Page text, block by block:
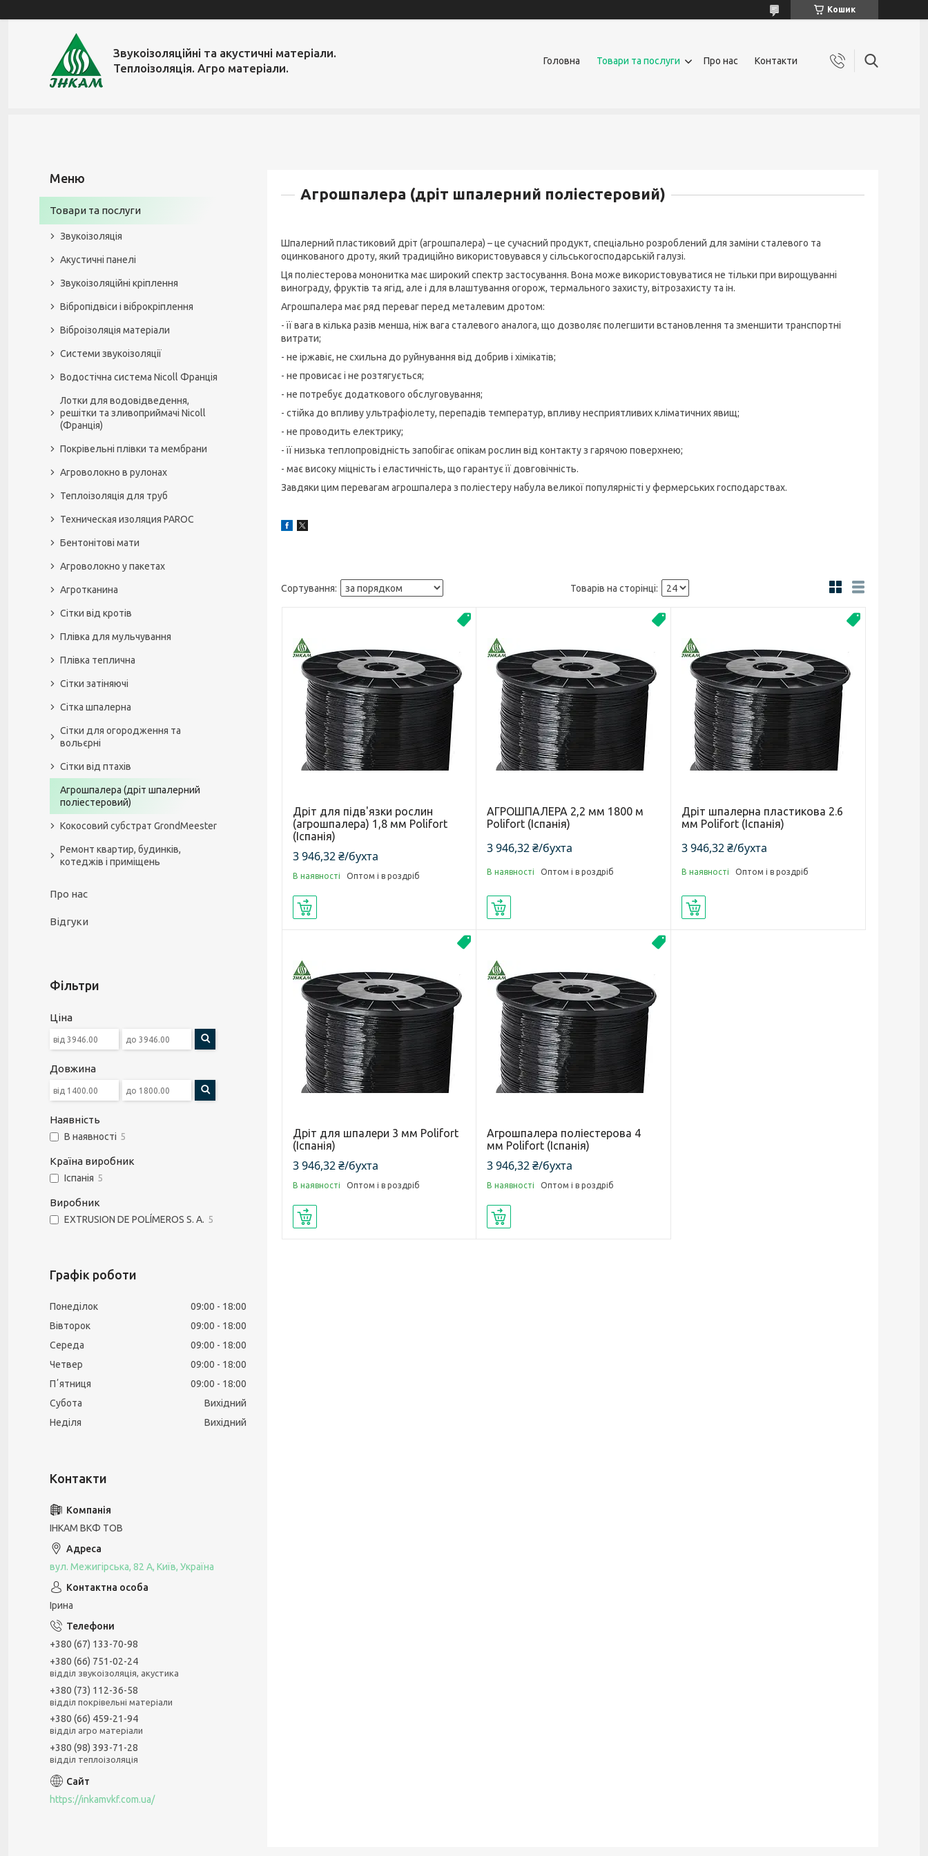
Кошик
Звукоізоляційні та акустичні матеріали.
Теплоізоляція. Агро матеріали.
Головна Товари та послуги Про нас Контакти
Агрошпалера (дріт шпалерний поліестеровий)
Шпалерний пластиковий дріт (агрошпалера) – це сучасний продукт, спеціально розроблений для заміни сталевого та
оцинкованого дроту, який традиційно використовувався у сільськогосподарській галузі.
Ця поліестерова мононитка має широкий спектр застосування. Вона може використовуватися не тільки при вирощуванні
винограду, фруктів та ягід, але і для влаштування огорож, термального захисту, вітрозахисту та ін.
Агрошпалера має ряд переваг перед металевим дротом:
- її вага в кілька разів менша, ніж вага сталевого аналога, що дозволяє полегшити встановлення та зменшити транспортні
витрати;
- не іржавіє, не схильна до руйнування від добрив і хімікатів;
- не провисає і не розтягується;
- не потребує додаткового обслуговування;
- стійка до впливу ультрафіолету, перепадів температур, впливу несприятливих кліматичних явищ;
- не проводить електрику;
- її низька теплопровідність запобігає опікам рослин від контакту з гарячою поверхнею;
- має високу міцність і еластичність, що гарантує її довговічність.
Завдяки цим перевагам агрошпалера з поліестеру набула великої популярністі у фермерських господарствах.
Дріт для підв'язки рослин
(агрошпалера) 1,8 мм Polifort
(Іспанія)
3 946,32 ₴/бухта
В наявності Оптом і в роздріб
АГРОШПАЛЕРА 2,2 мм 1800 м
Polifort (Іспанія)
3 946,32 ₴/бухта
В наявності Оптом і в роздріб
Дріт шпалерна пластикова 2.6
мм Polifort (Іспанія)
3 946,32 ₴/бухта
В наявності Оптом і в роздріб
Дріт для шпалери 3 мм Polifort
(Іспанія)
3 946,32 ₴/бухта
В наявності Оптом і в роздріб
Агрошпалера поліестерова 4
мм Polifort (Іспанія)
3 946,32 ₴/бухта
В наявності Оптом і в роздріб
Товари та послуги
Звукоізоляція
Акустичні панелі
Звукоізоляційні кріплення
Вібропідвіси і віброкріплення
Віброізоляція матеріали
Системи звукоізоляції
Водостічна система Nicoll Франція
Лотки для водовідведення,
решітки та зливоприймачі Nicoll
(Франція)
Покрівельні плівки та мембрани
Агроволокно в рулонах
Теплоізоляція для труб
Техническая изоляция PAROC
Бентонітові мати
Агроволокно у пакетах
Агротканина
Сітки від кротів
Плівка для мульчування
Плівка теплична
Сітки затіняючі
Сітка шпалерна
Сітки для огородження та
вольєрні
Сітки від птахів
Агрошпалера (дріт шпалерний
поліестеровий)
Кокосовий субстрат GrondMeester
Ремонт квартир, будинків,
котеджів і приміщень
Про нас
Відгуки
Фільтри
Ціна
Довжина
Наявність
В наявності 5
Країна виробник
Іспанія 5
Виробник
EXTRUSION DE POLÍMEROS S. A. 5
Графік роботи
Понеділок 09:00
18:00
Вівторок
09:00
18:00
Середа
09:00
18:00
Четвер
09:00
18:00
Пʼятниця
09:00
18:00
Субота
Вихідний
Неділя
Вихідний
ІНКАМ ВКФ ТОВ
вул. Межигірська, 82 А, Київ, Україна
Ірина
+380 (67) 133-70-98
+380 (66) 751-02-24
відділ звукоізоляція, акустика
+380 (73) 112-36-58
відділ покрівельні матеріали
+380 (66) 459-21-94
відділ агро матеріали
+380 (98) 393-71-28
відділ теплоізоляція
https://inkamvkf.com.ua/